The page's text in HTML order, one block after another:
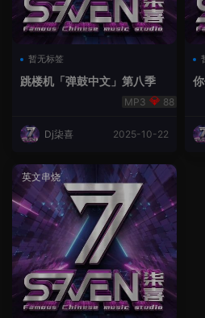
暂无标签
跳楼机「弹鼓中文」第八季
88
Dj柒喜 2025-10-22
英文串烧